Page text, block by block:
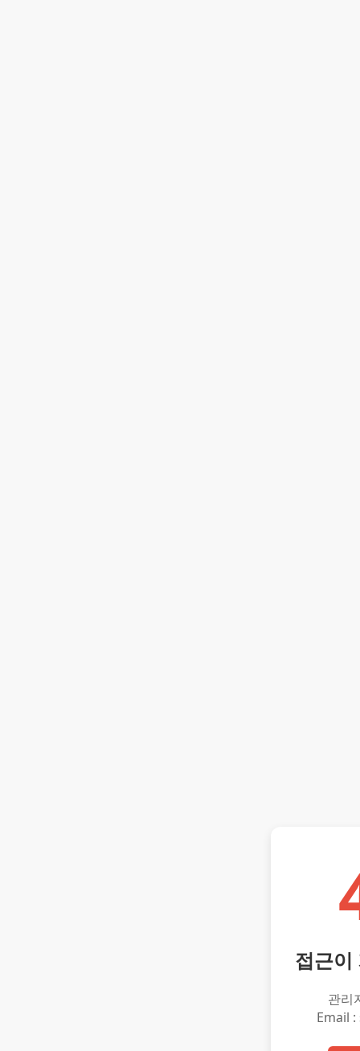
접근이
관리
Email